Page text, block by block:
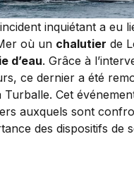
inquiétant a eu
où un chalutier de
d’eau. Grâce à
ce dernier a été
Turballe. Cet
auxquels sont
des dispositifs de